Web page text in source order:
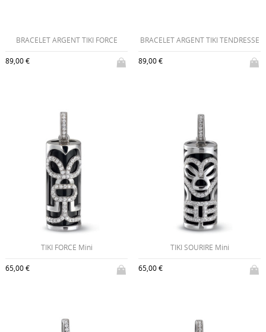
BRACELET ARGENT TIKI FORCE
89,00 €
BRACELET ARGENT TIKI TENDRESSE
89,00 €
TIKI FORCE Mini
65,00 €
TIKI SOURIRE Mini
65,00 €